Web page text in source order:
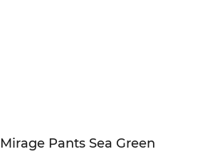
Mirage Pants Sea Green